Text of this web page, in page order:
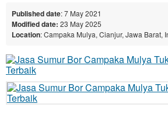
Published date: 7 May 2021
Modified date: 23 May 2025
Location: Campaka Mulya, Cianjur, Jawa Barat,